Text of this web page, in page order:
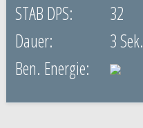
32
3 Sek.